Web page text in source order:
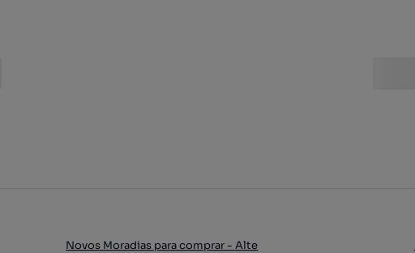
Novos Moradias para comprar - Alte